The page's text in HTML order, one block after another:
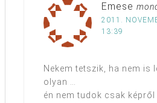
Emese
2011.
13:39
Nekem tetszik, ha nem is
olyan …
én nem tudok csak